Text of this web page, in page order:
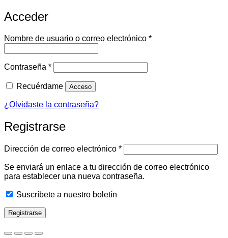
Acceder
Nombre de usuario o correo electrónico *Obligatorio
Contraseña *Obligatorio
Recuérdame Acceso
¿Olvidaste la contraseña?
Registrarse
Dirección de correo electrónico *Obligatorio
Se enviará un enlace a tu dirección de correo electrónico
para establecer una nueva contraseña.
Suscríbete a nuestro boletín
Registrarse